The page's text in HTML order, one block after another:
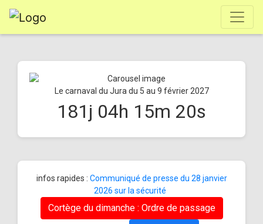
Le carnaval du Jura du 5 au 9 février 2027
181 j 04h 15m 20s
infos rapides : Communiqué de presse du 28 janvier
2026 sur la sécurité
Cortège du dimanche : Ordre de passage